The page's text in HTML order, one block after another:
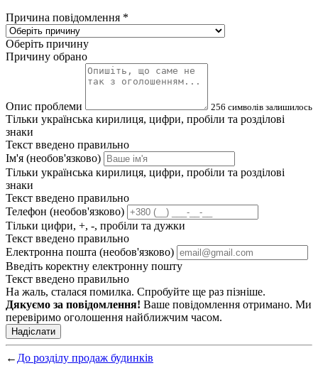
Причина повідомлення *
Оберіть причину
Причину обрано
Опис проблеми 256 символів залишилось
Тільки українська кирилиця, цифри, пробіли та розділові
знаки
Текст введено правильно
Ім'я (необов'язково)
Тільки українська кирилиця, цифри, пробіли та розділові
знаки
Текст введено правильно
Телефон (необов'язково)
Тільки цифри, +, -, пробіли та дужки
Текст введено правильно
Електронна пошта (необов'язково)
Введіть коректну електронну пошту
Текст введено правильно
На жаль, сталася помилка. Спробуйте ще раз пізніше.
Дякуємо за повідомлення! Ваше повідомлення отримано. Ми
перевіримо оголошення найближчим часом.
Надіслати
← До розділу продаж будинків